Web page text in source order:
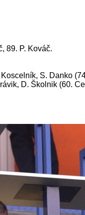
89. P. Kováč.
S. Danko
D. Školnik (60.